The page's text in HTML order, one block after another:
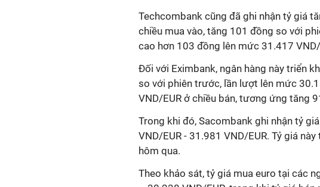
Techcombank cũng đã ghi nhận tỷ giá
chiều mua vào, tăng 101 đồng so với
cao hơn 103 đồng lên mức 31.417 VND/
Đối với Eximbank, ngân hàng này triển
so với phiên trước, lần lượt lên mức
VND/EUR ở chiều bán, tương ứng tăng
Trong khi đó, Sacombank ghi nhận tỷ
VND/EUR - 31.981 VND/EUR. Tỷ giá
hôm qua.
Theo khảo sát, tỷ giá mua euro tại các